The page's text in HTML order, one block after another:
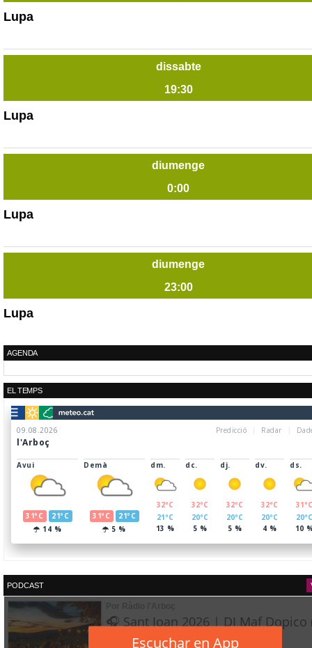
Lupa
dissabte
19:30
Lupa
diumenge
0:00
Lupa
diumenge
23:00
Lupa
AGENDA
EL TEMPS
PODCAST